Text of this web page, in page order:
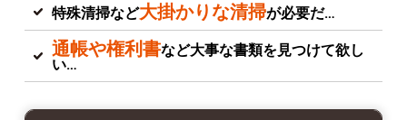
特殊清掃など大掛かりな清掃が必要だ…
通帳や権利書など大事な書類を見つけて欲し
い…